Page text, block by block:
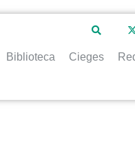
Biblioteca Cieges